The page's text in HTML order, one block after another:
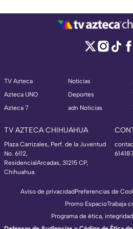
TV Azteca
Azteca UNO
Azteca 7
Noticias
Deportes
adn Noticias
TV AZTECA CHIHUAHUA
Plaza Carrizales, Perf. de la Juventud
No. 6112,
ResidencialArcadas, 31215 CP,
Chihuahua.
Aviso de privacidadPreferencias de
Promo EspacioTrabaja
Programa de ética,